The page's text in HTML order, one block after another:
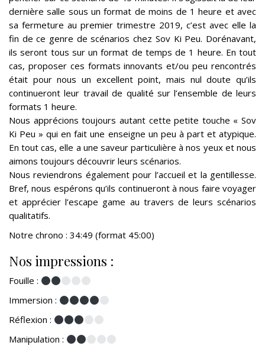
dernière salle sous un format de moins de 1 heure et avec
sa fermeture au premier trimestre 2019, c’est avec elle la
fin de ce genre de scénarios chez Sov Ki Peu. Dorénavant,
ils seront tous sur un format de temps de 1 heure. En tout
cas, proposer ces formats innovants et/ou peu rencontrés
était pour nous un excellent point, mais nul doute qu’ils
continueront leur travail de qualité sur l’ensemble de leurs
formats 1 heure.
Nous apprécions toujours autant cette petite touche « Sov
Ki Peu » qui en fait une enseigne un peu à part et atypique.
En tout cas, elle a une saveur particulière à nos yeux et nous
aimons toujours découvrir leurs scénarios.
Nous reviendrons également pour l’accueil et la gentillesse.
Bref, nous espérons qu’ils continueront à nous faire voyager
et apprécier l’escape game au travers de leurs scénarios
qualitatifs.
Notre chrono : 34:49 (format 45:00)
Nos impressions :
Fouille :
Immersion :
Réflexion :
Manipulation :